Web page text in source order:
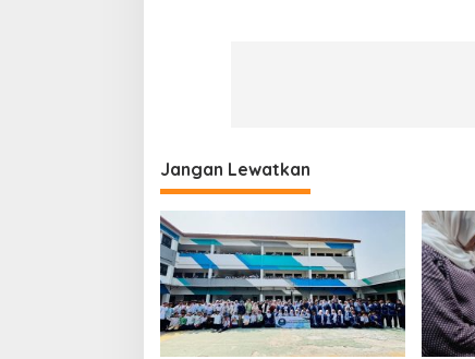
Jangan Lewatkan